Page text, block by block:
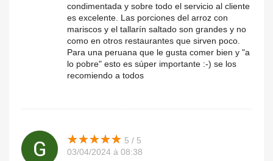
condimentada y sobre todo el servicio al cliente
es excelente. Las porciones del arroz con
mariscos y el tallarín saltado son grandes y no
como en otros restaurantes que sirven poco.
Para una peruana que le gusta comer bien y "a
lo pobre" esto es súper importante :-) se los
recomiendo a todos
★★★★★
★★★★★ 5 / 5
03/04/2024 à 08:38